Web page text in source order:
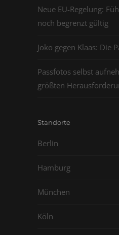
Neue EU-Regelung:
noch begrenzt gültig
Joko gegen Klaas: Die
Passfotos selbst
größten
Standorte
Berlin
Hamburg
München
Köln